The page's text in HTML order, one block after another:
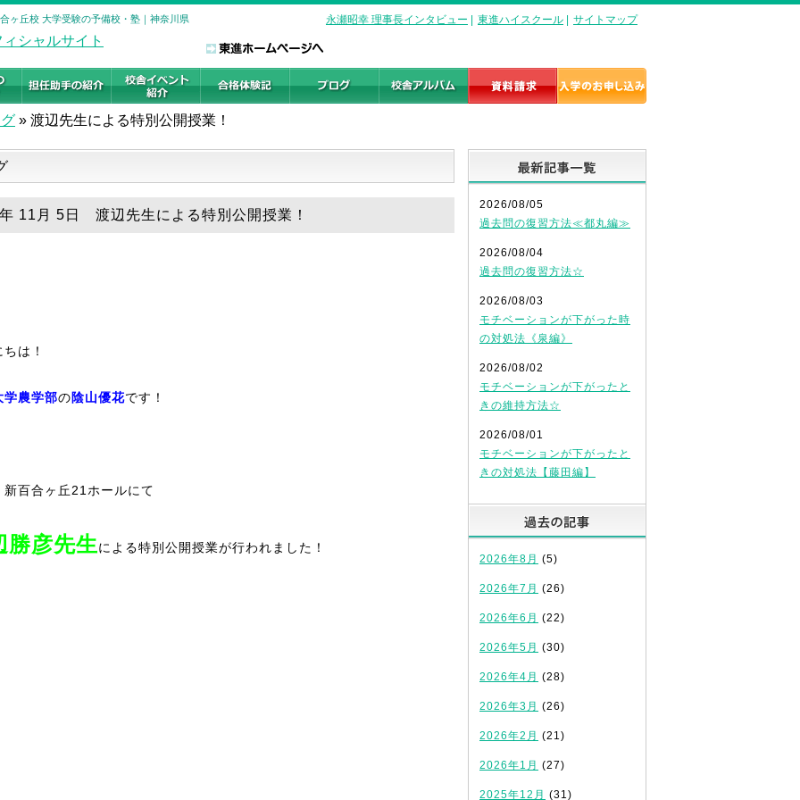
ヶ丘校 大学受験の予備校・塾｜神奈川県 永瀬昭幸 理事長インタビュー 東進ハイスクール サイトマップ
» 渡辺先生による特別公開授業！
11月 5日 渡辺先生による特別公開授業！
は！
学農学部の陰山優花です！
新百合ヶ丘21ホールにて
勝彦先生による特別公開授業が行われました！
2026/08/05
過去問の復習方法≪都丸編≫
2026/08/04
過去問の復習方法☆
2026/08/03
モチベーションが下がった時
の対処法《泉編》
2026/08/02
モチベーションが下がったと
きの維持方法☆
2026/08/01
モチベーションが下がったと
きの対処法【藤田編】
2026年8月 (5)
2026年7月 (26)
2026年6月 (22)
2026年5月 (30)
2026年4月 (28)
2026年3月 (26)
2026年2月 (21)
2026年1月 (27)
2025年12月 (31)